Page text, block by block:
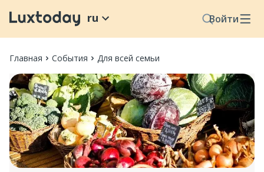
Войти
ru
Главная События Для всей семьи